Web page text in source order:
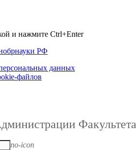
и нажмите Ctrl+Enter
РФ
данных
файлов
Факультета
no-icon